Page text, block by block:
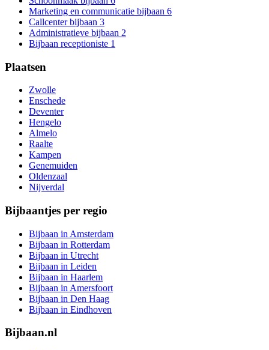
Marketing en communicatie bijbaan 6
Callcenter bijbaan 3
Administratieve bijbaan 2
Bijbaan receptioniste 1
Plaatsen
Zwolle
Enschede
Deventer
Hengelo
Almelo
Raalte
Kampen
Genemuiden
Oldenzaal
Nijverdal
Bijbaantjes per regio
Bijbaan in Amsterdam
Bijbaan in Rotterdam
Bijbaan in Utrecht
Bijbaan in Leiden
Bijbaan in Haarlem
Bijbaan in Amersfoort
Bijbaan in Den Haag
Bijbaan in Eindhoven
Bijbaan.nl